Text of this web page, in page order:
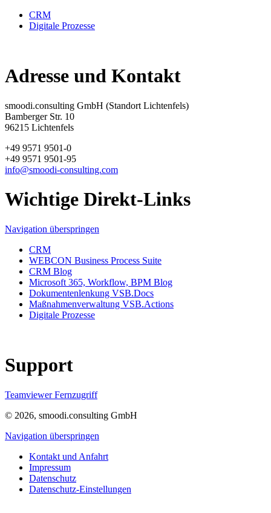
CRM
Digitale Prozesse
Adresse und Kontakt
smoodi.consulting GmbH (Standort Lichtenfels)
Bamberger Str. 10
96215 Lichtenfels
+49 9571 9501-0
+49 9571 9501-95
info@smoodi-consulting.com
Wichtige Direkt-Links
Navigation überspringen
CRM
WEBCON Business Process Suite
CRM Blog
Microsoft 365, Workflow, BPM Blog
Dokumentenlenkung VSB.Docs
Maßnahmenverwaltung VSB.Actions
Digitale Prozesse
Support
Teamviewer Fernzugriff
© 2026, smoodi.consulting GmbH
Navigation überspringen
Kontakt und Anfahrt
Impressum
Datenschutz
Datenschutz-Einstellungen